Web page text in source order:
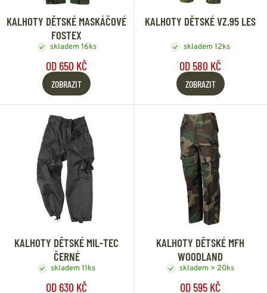
KALHOTY DĚTSKÉ MASKÁČOVÉ
FOSTEX
skladem 16ks
OD 650 KČ
ZOBRAZIT
KALHOTY DĚTSKÉ VZ.95 LES
skladem 12ks
OD 580 KČ
ZOBRAZIT
KALHOTY DĚTSKÉ MIL-TEC
ČERNÉ
skladem 11ks
OD 630 KČ
KALHOTY DĚTSKÉ MFH
WOODLAND
skladem > 20ks
OD 595 KČ